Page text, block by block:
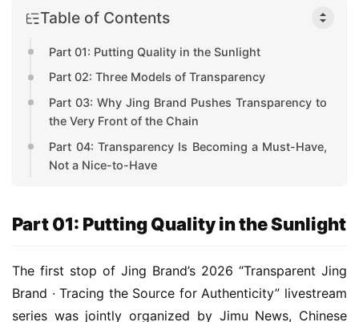
页
司
度
Table of Contents
Part 01: Putting Quality in the Sunlight
Part 02: Three Models of Transparency
Part 03: Why Jing Brand Pushes Transparency to
the Very Front of the Chain
Part 04: Transparency Is Becoming a Must-Have,
Not a Nice-to-Have
Part 01: Putting Quality in the Sunlight
The first stop of Jing Brand’s 2026 “Transparent Jing
Brand · Tracing the Source for Authenticity” livestream
series was jointly organized by Jimu News, Chinese